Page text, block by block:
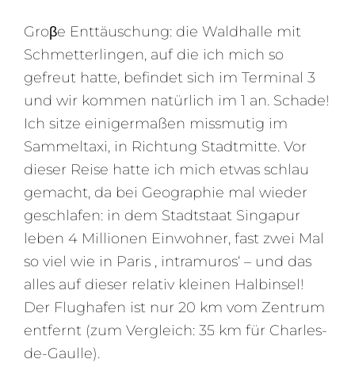
Groβe Enttäuschung: die Waldhalle mit
Schmetterlingen, auf die ich mich so
gefreut hatte, befindet sich im Terminal 3
und wir kommen natürlich im 1 an. Schade!
Ich sitze einigermaßen missmutig im
Sammeltaxi, in Richtung Stadtmitte. Vor
dieser Reise hatte ich mich etwas schlau
gemacht, da bei Geographie mal wieder
geschlafen: in dem Stadtstaat Singapur
leben 4 Millionen Einwohner, fast zwei Mal
so viel wie in Paris ‚ intramuros‘ – und das
alles auf dieser relativ kleinen Halbinsel!
Der Flughafen ist nur 20 km vom Zentrum
entfernt (zum Vergleich: 35 km für Charles-
de-Gaulle).